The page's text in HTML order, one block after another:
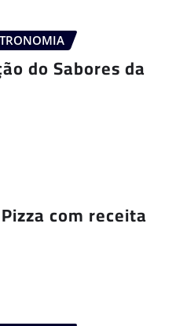
do Sabores da
com receita